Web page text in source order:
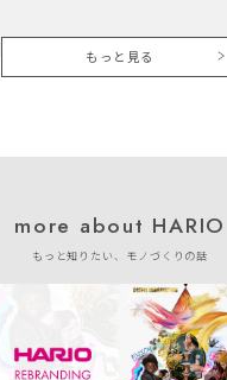
もっと見る
more about HARIO
もっと知りたい、モノづくりの話